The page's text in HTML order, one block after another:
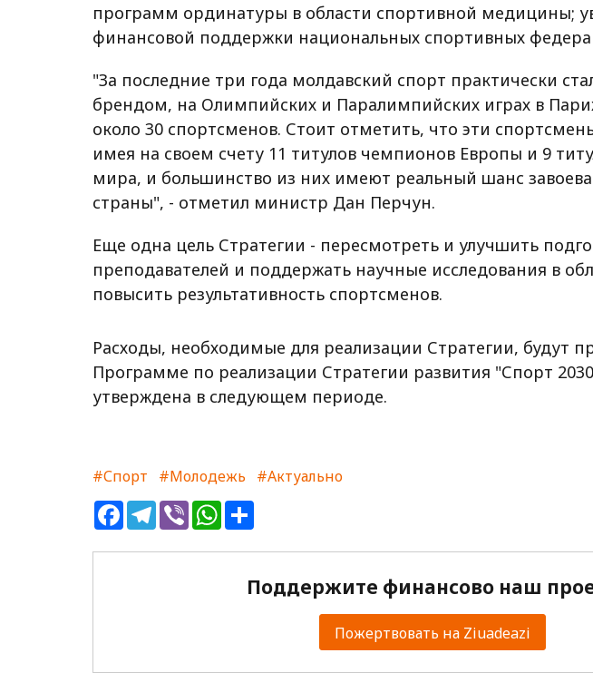
программ ординатуры в области спортивной медицины;
финансовой поддержки национальных спортивных
"За последние три года молдавский спорт практически
брендом, на Олимпийских и Паралимпийских играх в
около 30 спортсменов. Стоит отметить, что эти
имея на своем счету 11 титулов чемпионов Европы и 9
мира, и большинство из них имеют реальный шанс
страны", - отметил министр Дан Перчун.
Еще одна цель Стратегии - пересмотреть и улучшить
преподавателей и поддержать научные исследования в
повысить результативность спортсменов.
Расходы, необходимые для реализации Стратегии, будут
Программе по реализации Стратегии развития "Спорт
утверждена в следующем периоде.
#Спорт #Молодежь
#Актуально
FacebookTelegram
ViberWhatsApp
Поддержите финансово наш
Пожертвовать на Ziuadeazi